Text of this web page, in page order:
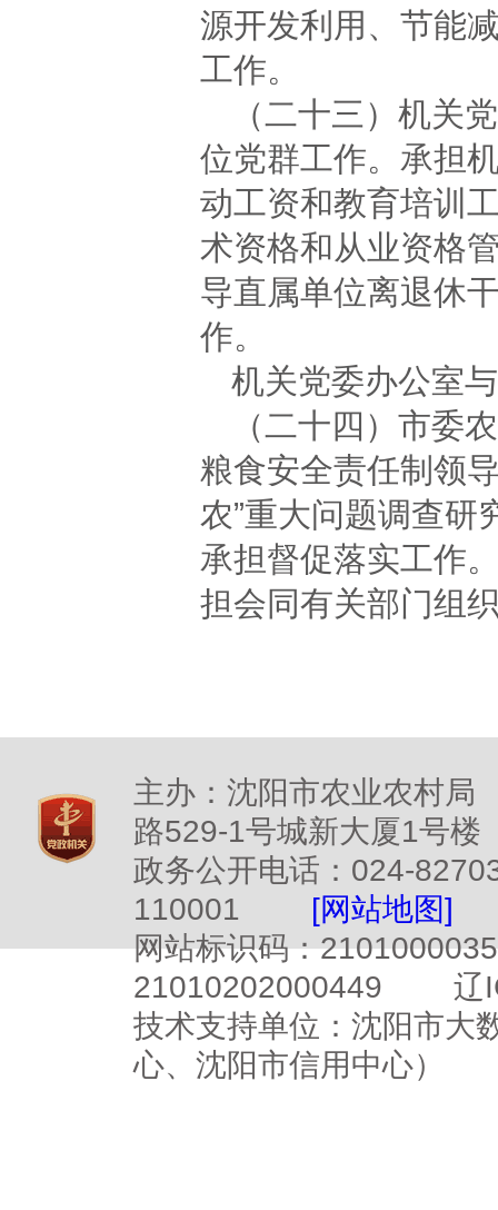
源开发利用、节能
工作。
（二十三）机关
位党群工作。承担
动工资和教育培训
术资格和从业资格
导直属单位离退休
作。
机关党委办公室
（二十四）市委
粮食安全责任制领
农”重大问题调查研
承担督促落实工作
担会同有关部门组
主办：沈阳市农业农村
路529-1号城新大厦1号楼
政务公开电话：024-
110001 [网站地图]
网站标识码：
21010202000449
辽
技术支持单位：沈阳市大
心、沈阳市信用中心）